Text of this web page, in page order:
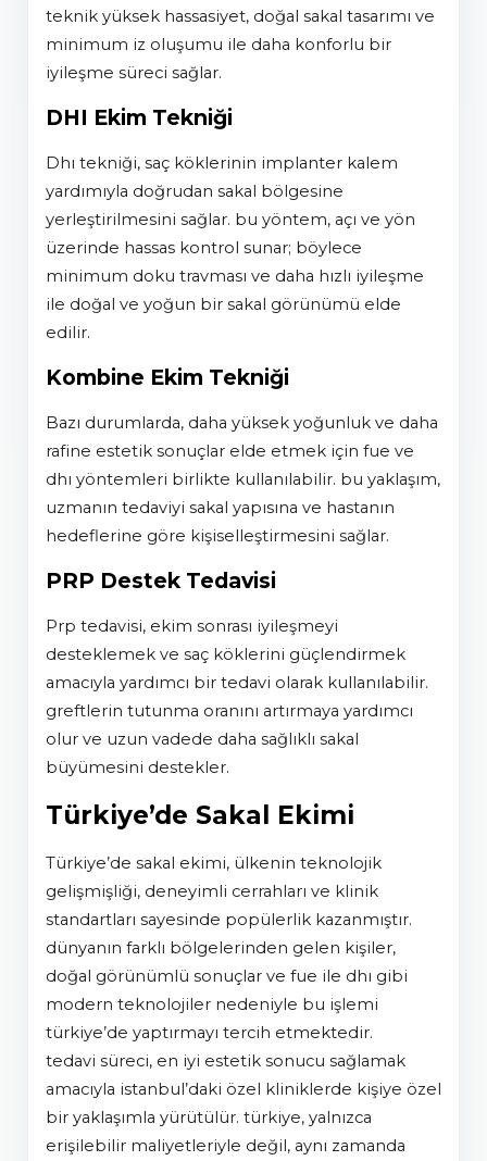
teknik yüksek hassasiyet, doğal sakal tasarımı ve
minimum iz oluşumu ile daha konforlu bir
iyileşme süreci sağlar.
DHI Ekim Tekniği
dhi tekniği, saç köklerinin implanter kalem
yardımıyla doğrudan sakal bölgesine
yerleştirilmesini sağlar. bu yöntem, açı ve yön
üzerinde hassas kontrol sunar; böylece
minimum doku travması ve daha hızlı iyileşme
ile doğal ve yoğun bir sakal görünümü elde
edilir.
Kombine Ekim Tekniği
bazı durumlarda, daha yüksek yoğunluk ve daha
rafine estetik sonuçlar elde etmek için fue ve
dhi yöntemleri birlikte kullanılabilir. bu yaklaşım,
uzmanın tedaviyi sakal yapısına ve hastanın
hedeflerine göre kişiselleştirmesini sağlar.
PRP Destek Tedavisi
prp tedavisi, ekim sonrası iyileşmeyi
desteklemek ve saç köklerini güçlendirmek
amacıyla yardımcı bir tedavi olarak kullanılabilir.
greftlerin tutunma oranını artırmaya yardımcı
olur ve uzun vadede daha sağlıklı sakal
büyümesini destekler.
Türkiye’de Sakal Ekimi
türkiye’de sakal ekimi, ülkenin teknolojik
gelişmişliği, deneyimli cerrahları ve klinik
standartları sayesinde popülerlik kazanmıştır.
dünyanın farklı bölgelerinden gelen kişiler,
doğal görünümlü sonuçlar ve fue ile dhi gibi
modern teknolojiler nedeniyle bu işlemi
türkiye’de yaptırmayı tercih etmektedir.
tedavi süreci, en iyi estetik sonucu sağlamak
amacıyla i̇stanbul’daki özel kliniklerde kişiye özel
bir yaklaşımla yürütülür. türkiye, yalnızca
erişilebilir maliyetleriyle değil, aynı zamanda